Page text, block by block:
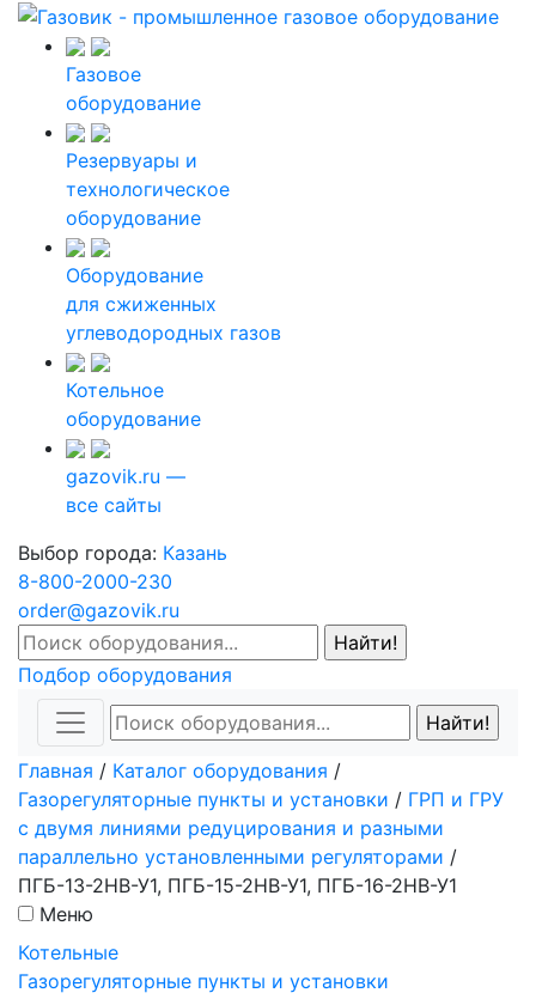
Газовое
оборудование
Резервуары и
технологическое
оборудование
Оборудование
для сжиженных
углеводородных газов
Котельное
оборудование
gazovik.ru —
все сайты
Выбор города: Казань
8-800-2000-230
order@gazovik.ru
Подбор оборудования
Главная / Каталог оборудования /
Газорегуляторные пункты и установки / ГРП и ГРУ
с двумя линиями редуцирования и разными
параллельно установленными регуляторами /
ПГБ-13-2НВ-У1, ПГБ-15-2НВ-У1, ПГБ-16-2НВ-У1
Меню
Котельные
Газорегуляторные пункты и установки